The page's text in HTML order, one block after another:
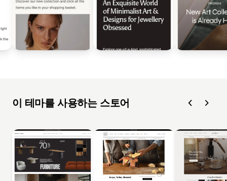
이 테마를 사용하는 스토어